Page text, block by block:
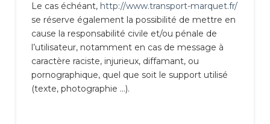
Le cas échéant, http://www.transport-marquet.fr/
se réserve également la possibilité de mettre en
cause la responsabilité civile et/ou pénale de
l’utilisateur, notamment en cas de message à
caractère raciste, injurieux, diffamant, ou
pornographique, quel que soit le support utilisé
(texte, photographie …).